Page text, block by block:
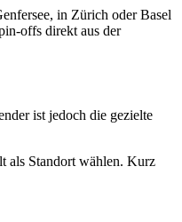
in Zürich oder Basel
offs direkt aus der
ist jedoch die gezielte
als Standort wählen. Kurz